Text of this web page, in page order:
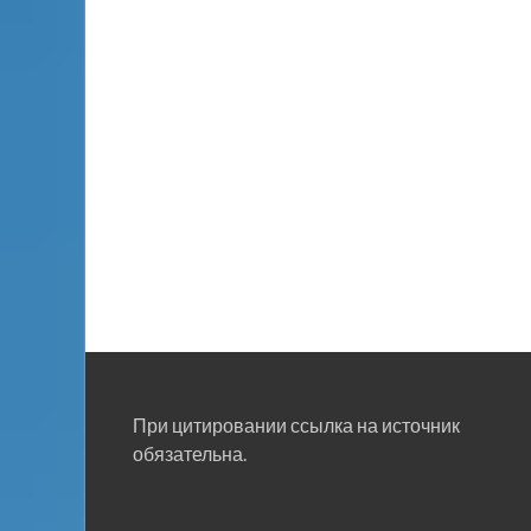
При цитировании ссылка на источник
обязательна.